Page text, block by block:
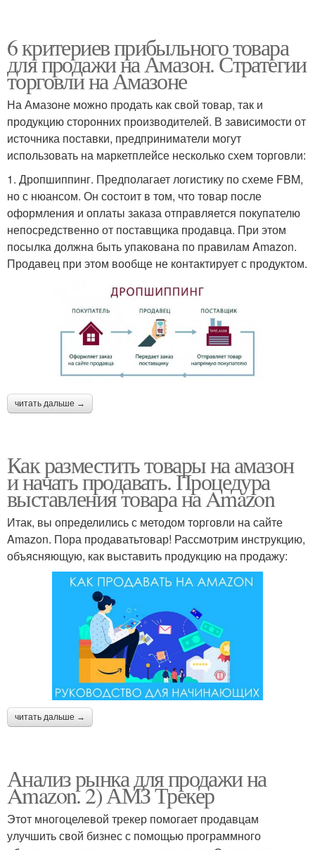
6 критериев прибыльного товара
для продажи на Амазон. Стратегии
торговли на Амазоне
На Амазоне можно продать как свой товар, так и
продукцию сторонних производителей. В зависимости от
источника поставки, предприниматели могут
использовать на маркетплейсе несколько схем торговли:
1. Дропшиппинг. Предполагает логистику по схеме FBM,
но с нюансом. Он состоит в том, что товар после
оформления и оплаты заказа отправляется покупателю
непосредственно от поставщика продавца. При этом
посылка должна быть упакована по правилам Amazon.
Продавец при этом вообще не контактирует с продуктом.
читать дальше →
Как разместить товары на амазон
и начать продавать. Процедура
выставления товара на Amazon
Итак, вы определились с методом торговли на сайте
Amazon. Пора продаватьтовар! Рассмотрим инструкцию,
объясняющую, как выставить продукцию на продажу:
читать дальше →
Анализ рынка для продажи на
Amazon. 2) АМЗ Трекер
Этот многоцелевой трекер помогает продавцам
улучшить свой бизнес с помощью программного